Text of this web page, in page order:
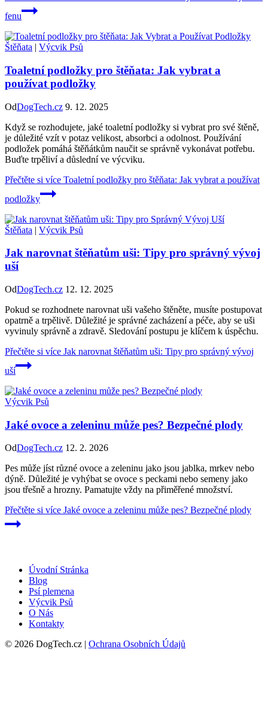
fenu
Štěňata | Výcvik Psů
Toaletní podložky pro štěňata: Jak vybrat a
používat podložky
OdDogTech.cz 9. 12. 2025
Když se rozhodujete, jaké toaletní podložky si vybrat pro své štěně,
je důležité vzít v potaz velikost, absorbci a odolnost. Používání
podložek pomáhá štěňátkům naučit se správně vykonávat potřebu.
Buďte trpěliví a důslední ve výcviku.
Přečtěte si více Toaletní podložky pro štěňata: Jak vybrat a používat
podložky
Štěňata | Výcvik Psů
Jak narovnat štěňatům uši: Tipy pro správný vývoj
uší
OdDogTech.cz 12. 12. 2025
Pokud se rozhodnete narovnat uši vašeho štěněte, musíte postupovat
opatrně a trpělivě. Důležité je správné zacházení a péče, aby se uši
vyvinuly správně a zdravě. Sledování postupu je klíčem k úspěchu.
Přečtěte si více Jak narovnat štěňatům uši: Tipy pro správný vývoj
uší
Výcvik Psů
Jaké ovoce a zeleninu může pes? Bezpečné plody
OdDogTech.cz 12. 2. 2026
Pes může jíst různé ovoce a zeleninu jako jsou jablka, mrkev nebo
dýně. Důležité je vyhýbat se ovoce s peckami nebo semeny jako
jsou třešně a hrozny. Pamatujte vždy na přiměřené množství.
Přečtěte si více Jaké ovoce a zeleninu může pes? Bezpečné plody
Úvodní Stránka
Blog
Psí plemena
Výcvik Psů
O Nás
Kontakty
© 2026 DogTech.cz | Ochrana Osobních Údajů